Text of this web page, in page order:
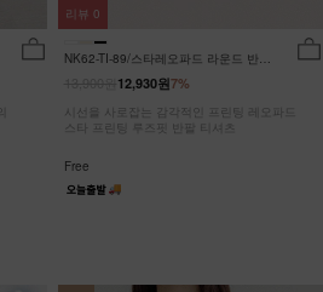
NK62-TI-89/스타레오파드 라운드 반팔
7%
12,930원
시선을 사로잡는 감각적인 프린팅 레오파드
스타 프린팅 루즈핏 반팔 티셔츠
Free
리뷰 0